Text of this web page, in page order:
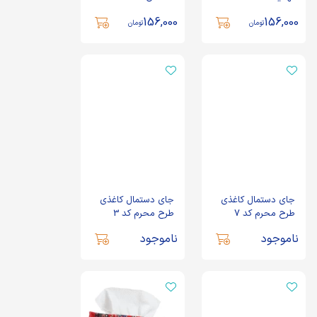
156,000تومان 156,000تومان
جای دستمال کاغذی
طرح محرم کد 7
ناموجود
جای دستمال کاغذی
طرح محرم کد 3
ناموجود